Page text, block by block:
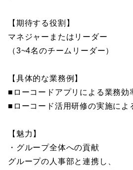
【期待する役割】
マネジャーまたはリーダー
（3~4名のチームリーダー）
【具体的な業務例】
■ローコードアプリによる業務効
■ローコード活用研修の実施によ
【魅力】
・グループ全体への貢献
グループの人事部と連携し、